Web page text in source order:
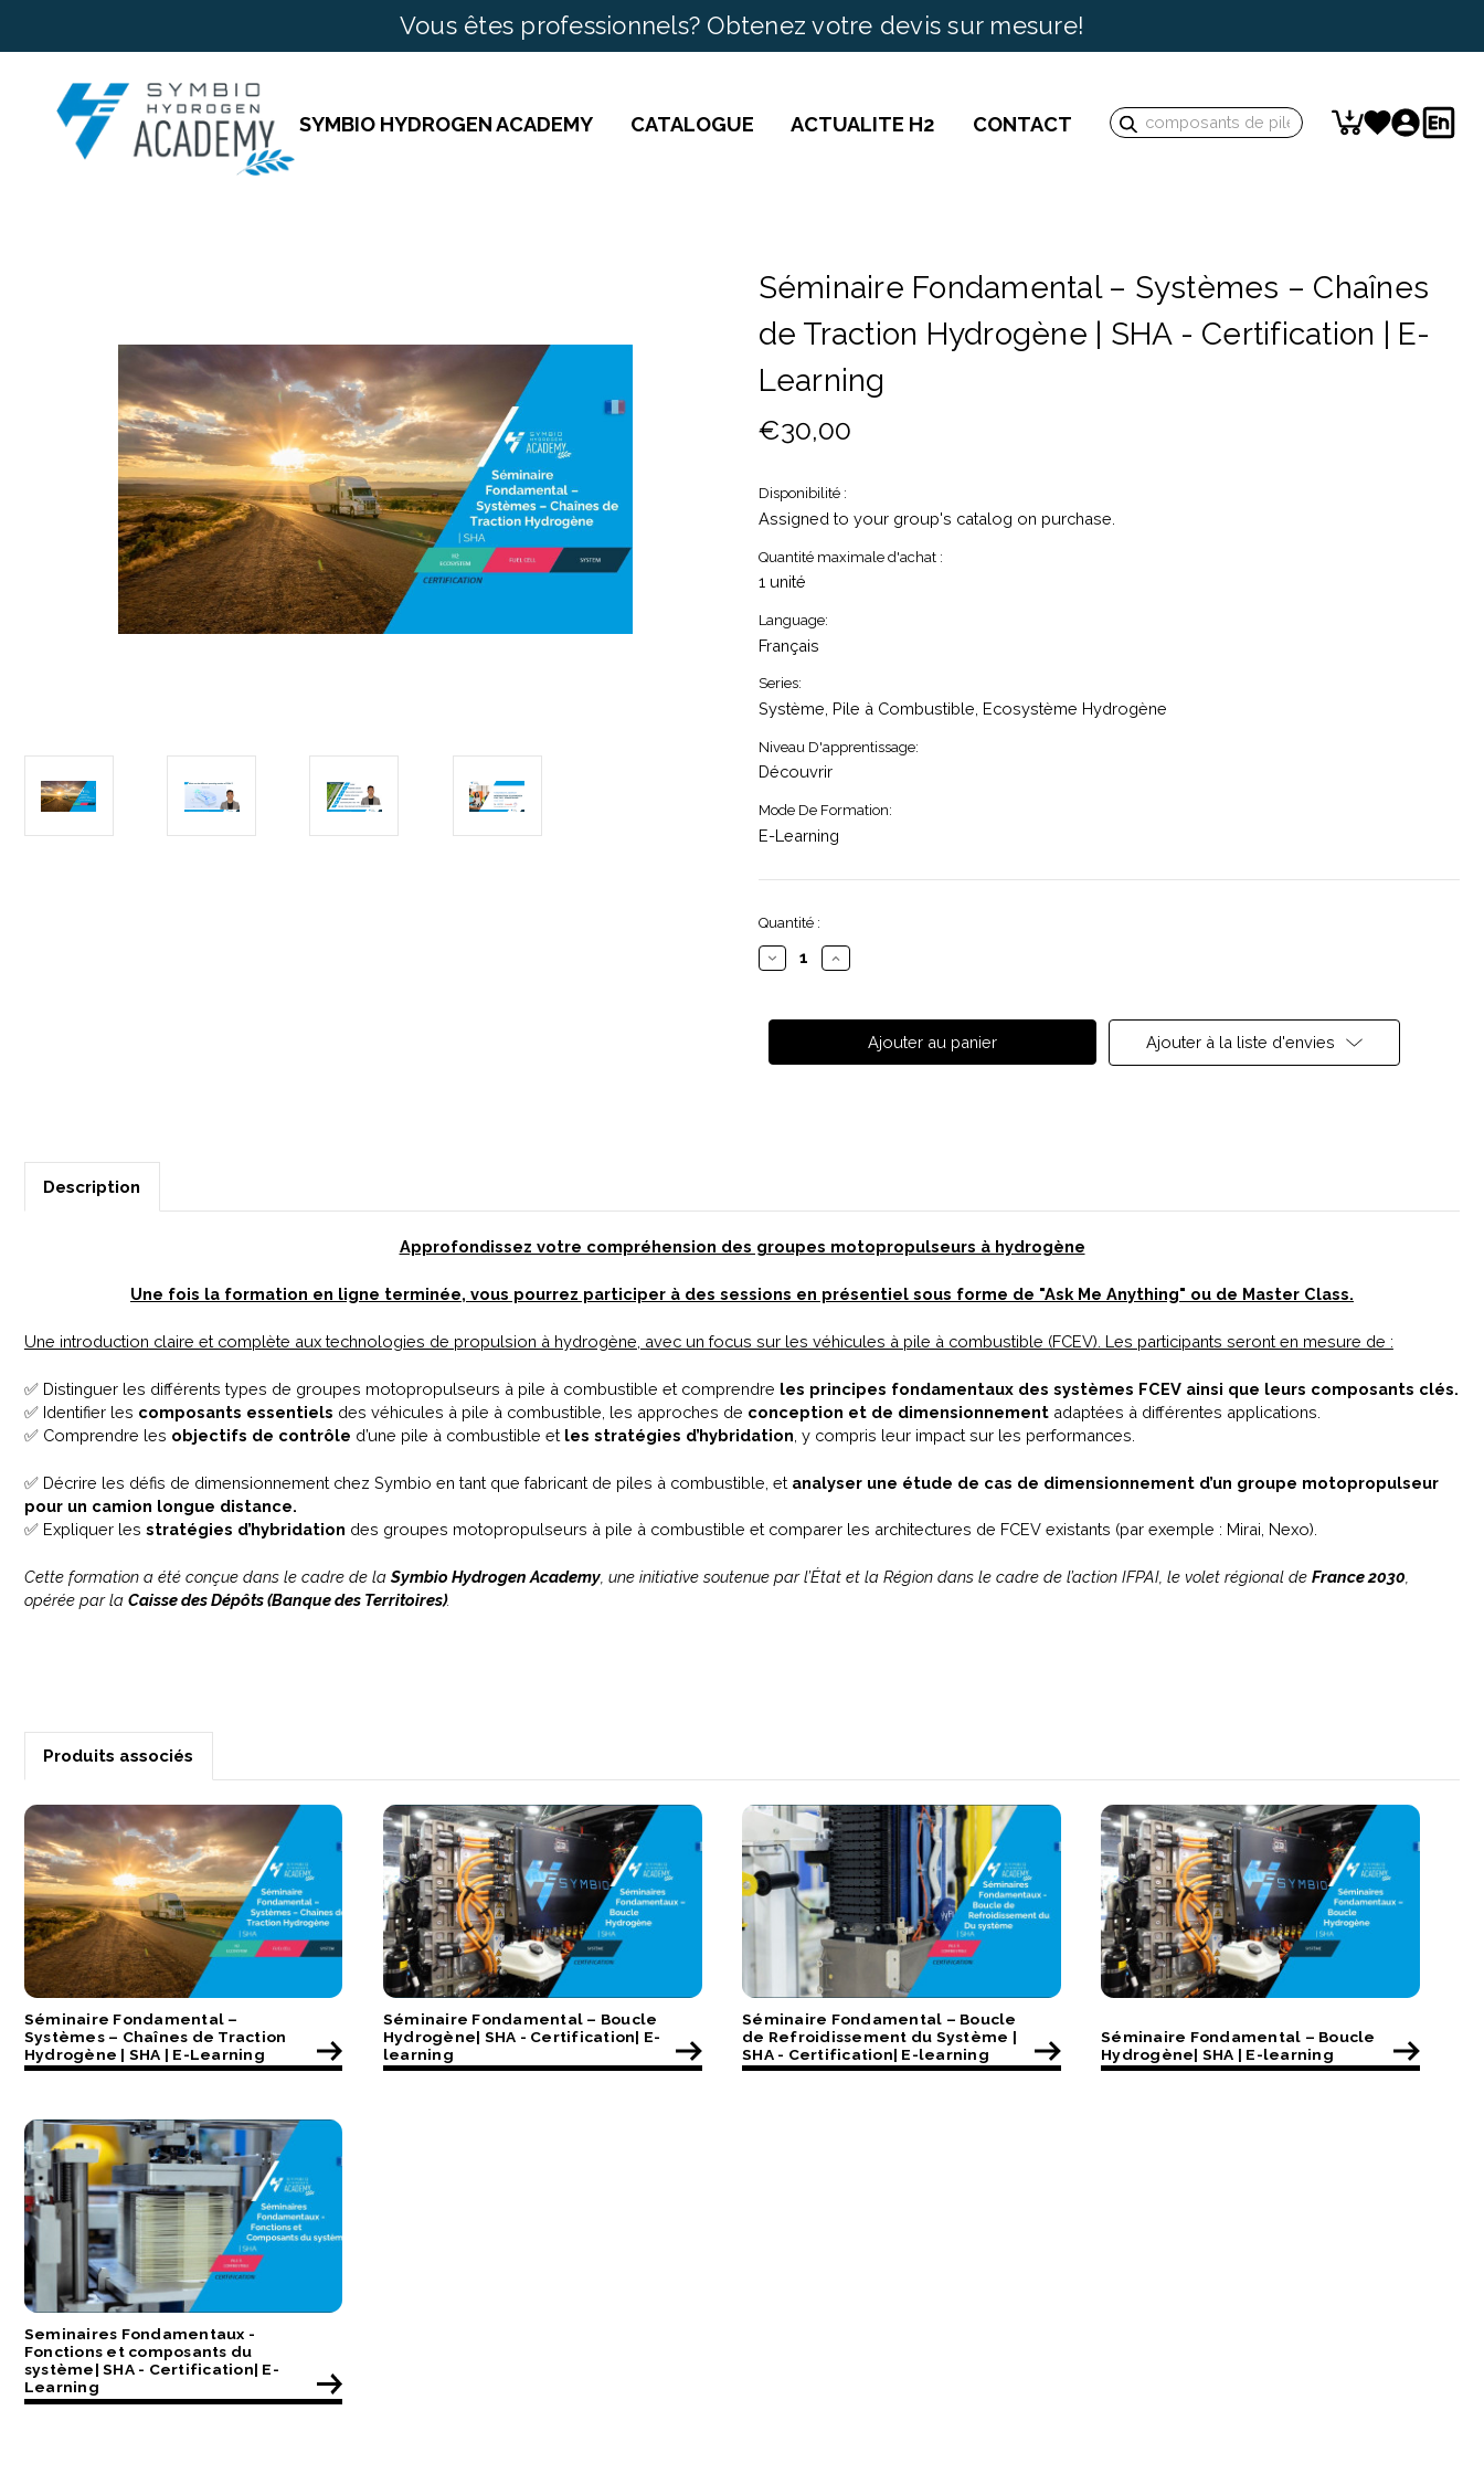
Vous êtes professionnels? Obtenez votre devis sur mesure!
SYMBIO HYDROGEN ACADEMY CATALOGUE ACTUALITE H2 CONTACT
Rechercher
un
Séminaire Fondamental – Systèmes – Chaînes
de Traction Hydrogène | SHA - Certification | E-
Learning
€30,00
Disponibilité :
Assigned to your group's catalog on purchase.
Quantité maximale d'achat :
1 unité
Language:
Français
Series:
Système, Pile à Combustible, Ecosystème Hydrogène
Niveau D'apprentissage:
Découvrir
Mode De Formation:
E-Learning
Stock
actuel :
Quantité :
Diminuer
la
Séminaire
Systèmes
Learning
Augmenter
la
Séminaire
Fondamental
Systèmes
Learning
Ajouter à la liste d'envies
Description
Approfondissez votre compréhension des groupes motopropulseurs à hydrogène
Une fois la formation en ligne terminée, vous pourrez participer à des sessions en présentiel sous forme de "Ask Me Anything" ou de Master Class.
Une introduction claire et complète aux technologies de propulsion à hydrogène, avec un focus sur les véhicules à pile à combustible (FCEV). Les participants seront en mesure de :
✅ Distinguer les différents types de groupes motopropulseurs à pile à combustible et comprendre les principes fondamentaux des systèmes FCEV ainsi que leurs composants clés.
✅ Identifier les composants essentiels des véhicules à pile à combustible, les approches de conception et de dimensionnementadaptées à différentes applications.
✅ Comprendre les objectifs de contrôle d’une pile à combustible et les stratégies d’hybridation , y compris leur impact sur les performances.
✅ Décrire les défis de dimensionnement chez Symbio en tant que fabricant de piles à combustible, et analyser une étude de cas de dimensionnement d’un groupe motopropulseur
pour un camion longue distance.
✅ Expliquer les stratégies d’hybridation des groupes motopropulseurs à pile à combustible et comparer les architectures de FCEV existants (par exemple : Mirai, Nexo).
Cette formation a été conçue dans le cadre de laSymbio Hydrogen Academy, une initiative soutenue par l’État et la Région dans le cadre de l’action IFPAI, le volet régional de France 2030
opérée par la Caisse des Dépôts (Banque des Territoires).
Produits associés
Séminaire Fondamental –
Systèmes – Chaînes de Traction
Hydrogène | SHA | E-Learning
Séminaire Fondamental – Boucle
Hydrogène| SHA - Certification| E-
learning
Séminaire Fondamental – Boucle
de Refroidissement du Système |
SHA - Certification| E-learning
Séminaire Fondamental – Boucle
Hydrogène| SHA | E-learning
Seminaires Fondamentaux -
Fonctions et composants du
système| SHA - Certification| E-
Learning